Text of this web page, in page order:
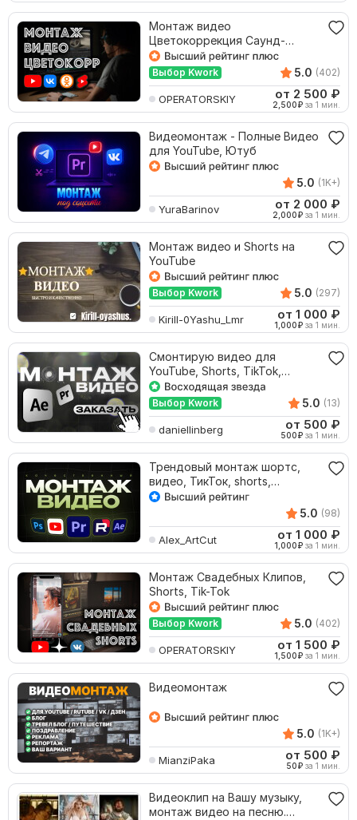
Монтаж видео
Цветокоррекция Саунд-
дизайн
Выбор Kwork 5.0 (402)
OPERATORSKIY от 2 500 ₽
2,500₽ за 1 мин.
Видеомонтаж - Полные Видео
для YouTube, Ютуб
5.0 (1K+)
YuraBarinov от 2 000 ₽
2,000₽ за 1 мин.
Монтаж видео и Shorts на
YouTube
Выбор Kwork 5.0 (297)
Kirill-0Yashu_Lmr от 1 000 ₽
1,000₽ за 1 мин.
Смонтирую видео для
YouTube, Shorts, TikTok,
блогов
Выбор Kwork 5.0 (13)
daniellinberg от 500 ₽
500₽ за 1 мин.
Трендовый монтаж шортс,
видео, ТикТок, shorts,
коротких видео
5.0 (98)
Alex_ArtCut от 1 000 ₽
1,000₽ за 1 мин.
Монтаж Свадебных Клипов,
Shorts, Tik-Tok
Выбор Kwork 5.0 (402)
OPERATORSKIY от 1 500 ₽
1,500₽ за 1 мин.
Видеомонтаж
5.0 (1K+)
MianziPaka от 500 ₽
50₽ за 1 мин.
Видеоклип на Вашу музыку,
монтаж видео на песню.